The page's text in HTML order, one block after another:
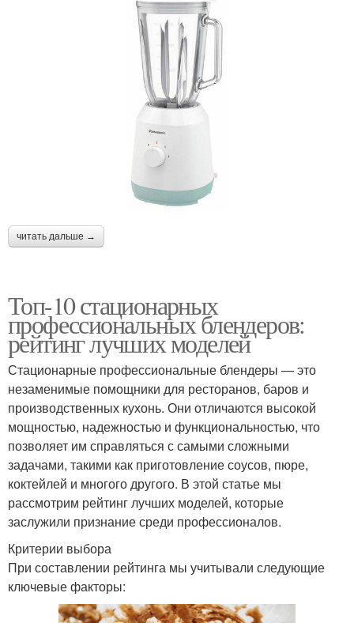
читать дальше →
Топ-10 стационарных
профессиональных блендеров:
рейтинг лучших моделей
Стационарные профессиональные блендеры — это
незаменимые помощники для ресторанов, баров и
производственных кухонь. Они отличаются высокой
мощностью, надежностью и функциональностью, что
позволяет им справляться с самыми сложными
задачами, такими как приготовление соусов, пюре,
коктейлей и многого другого. В этой статье мы
рассмотрим рейтинг лучших моделей, которые
заслужили признание среди профессионалов.
Критерии выбора
При составлении рейтинга мы учитывали следующие
ключевые факторы: